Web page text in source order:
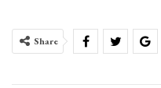
Share